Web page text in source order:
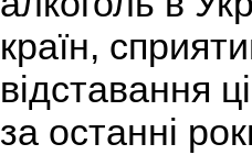
країн,
відставання
за останні